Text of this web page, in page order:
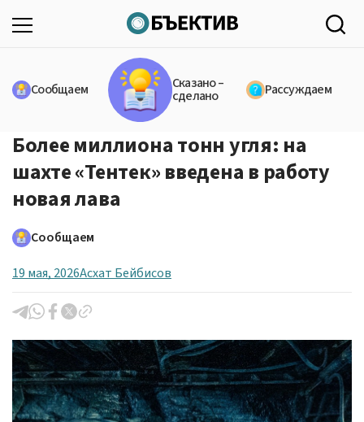
Сообщаем Сказано –
сделано Рассуждаем
Более миллиона тонн угля: на
шахте «Тентек» введена в работу
новая лава
Сообщаем
19 мая, 2026Асхат Бейбисов